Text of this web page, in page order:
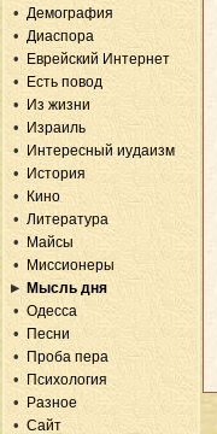
Демография
Диаспора
Еврейский Интернет
Есть повод
Из жизни
Израиль
Интересный иудаизм
История
Кино
Литература
Майсы
Миссионеры
Мысль дня
Одесса
Песни
Проба пера
Психология
Разное
Сайт